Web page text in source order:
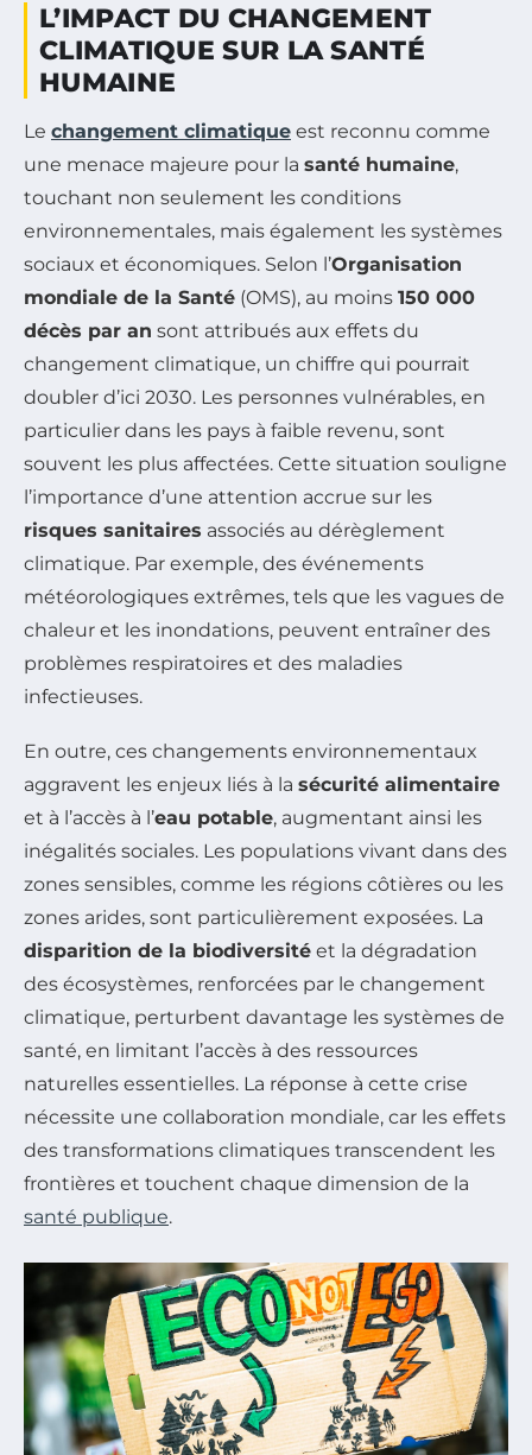
L’IMPACT DU CHANGEMENT
CLIMATIQUE SUR LA SANTÉ
HUMAINE
Le changement climatique est reconnu comme
une menace majeure pour la santé humaine,
touchant non seulement les conditions
environnementales, mais également les systèmes
sociaux et économiques. Selon l’Organisation
mondiale de la Santé (OMS), au moins 150 000
décès par an sont attribués aux effets du
changement climatique, un chiffre qui pourrait
doubler d’ici 2030. Les personnes vulnérables, en
particulier dans les pays à faible revenu, sont
souvent les plus affectées. Cette situation souligne
l’importance d’une attention accrue sur les
risques sanitaires associés au dérèglement
climatique. Par exemple, des événements
météorologiques extrêmes, tels que les vagues de
chaleur et les inondations, peuvent entraîner des
problèmes respiratoires et des maladies
infectieuses.
En outre, ces changements environnementaux
aggravent les enjeux liés à la sécurité alimentaire
et à l’accès à l’eau potable, augmentant ainsi les
inégalités sociales. Les populations vivant dans des
zones sensibles, comme les régions côtières ou les
zones arides, sont particulièrement exposées. La
disparition de la biodiversité et la dégradation
des écosystèmes, renforcées par le changement
climatique, perturbent davantage les systèmes de
santé, en limitant l’accès à des ressources
naturelles essentielles. La réponse à cette crise
nécessite une collaboration mondiale, car les effets
des transformations climatiques transcendent les
frontières et touchent chaque dimension de la
santé publique.